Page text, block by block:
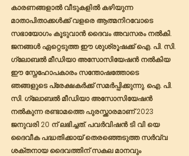
കാരണങ്ങളാൽ വീടുകളിൽ കഴിയുന്ന
മാതാപിതാക്കൾക്ക് വളരെ ആത്മനിറവോടെ
സഭായോഗം കൂടുവാൻ ദൈവം അവസരം നൽകി.
ജനങ്ങൾ ഏറ്റെടുത്ത ഈ ശുശ്രൂഷക്ക് ഐ. പി. സി.
ഗ്ലോബൽ മീഡിയാ അസോസിയേഷൻ നൽകിയ
ഈ സ്നേഹോപകാരം സന്തോഷത്തോടെ
ഞങ്ങളുടെ പ്രേക്ഷകർക്ക് സമർപ്പിക്കുന്നു. ഐ. പി.
സി. ഗ്ലോബൽ മീഡിയാ അസോസിയേഷൻ
നൽകുന്ന രണ്ടാമത്തെ പുരസ്ക്കാരമാണ് 2023
ജനുവരി 20 ന് ലഭിച്ചത്. പവർവിഷൻ ടി വി യെ
ദൈവീക പദ്ധതിക്കായ്‌ തെരഞ്ഞെടുത്ത സർവ്വ
ശക്തനായ ദൈവത്തിന് സകല മാനവും